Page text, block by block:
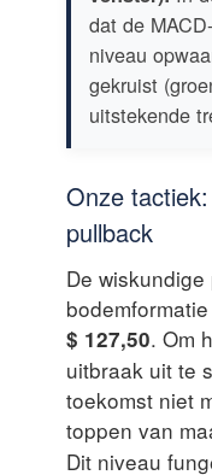
dat de
niveau
gekruist
uitstekende
Onze
pullback
De
$ 127,50. Om
uitbraak uit te
toekomst niet
toppen van
Dit niveau